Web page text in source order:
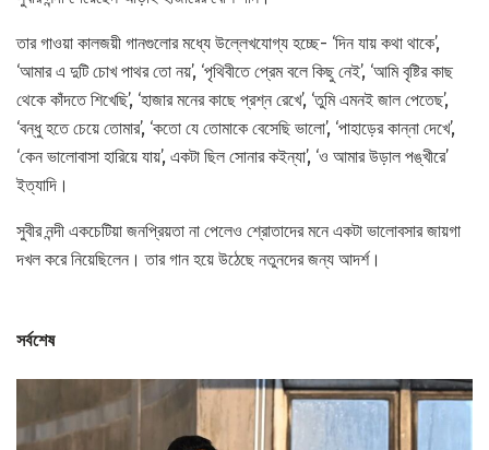
তার গাওয়া কালজয়ী গানগুলোর মধ্যে উল্লেখযোগ্য হচ্ছে- ‘দিন যায় কথা থাকে’,
‘আমার এ দুটি চোখ পাথর তো নয়’, ‘পৃথিবীতে প্রেম বলে কিছু নেই’, ‘আমি বৃষ্টির কাছ
থেকে কাঁদতে শিখেছি’, ‘হাজার মনের কাছে প্রশ্ন রেখে’, ‘তুমি এমনই জাল পেতেছ’,
‘বন্ধু হতে চেয়ে তোমার’, ‘কতো যে তোমাকে বেসেছি ভালো’, ‘পাহাড়ের কান্না দেখে’,
‘কেন ভালোবাসা হারিয়ে যায়’, একটা ছিল সোনার কইন্যা’, ‘ও আমার উড়াল পঙ্খীরে’
ইত্যাদি।
সুবীর নন্দী একচেটিয়া জনপ্রিয়তা না পেলেও শ্রোতাদের মনে একটা ভালোবসার জায়গা
দখল করে নিয়েছিলেন। তার গান হয়ে উঠেছে নতুনদের জন্য আদর্শ।
সর্বশেষ